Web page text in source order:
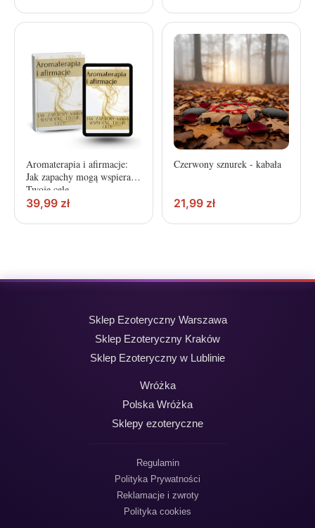
Aromaterapia i afirmacje:
Jak zapachy mogą wspierać
Twoje cele
39,99 zł
Czerwony sznurek - kabała
21,99 zł
Sklep Ezoteryczny Warszawa
Sklep Ezoteryczny Kraków
Sklep Ezoteryczny w Lublinie
Wróżka
Polska Wróżka
Sklepy ezoteryczne
Regulamin
Polityka Prywatności
Reklamacje i zwroty
Polityka cookies